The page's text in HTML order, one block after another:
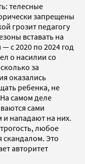
телесные
запрещены
грозит педагогу
вставать на
с 2020 по 2024 год
о насилии со
за
оказались
ребенка, не
самом деле
сами
и нападают на них.
любое
скандалом. Это
авторитет